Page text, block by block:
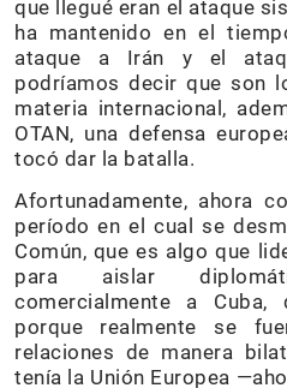
que llegué eran el ataque
ha mantenido en el
ataque a Irán y el
podríamos decir que son
materia internacional,
OTAN, una defensa
tocó dar la batalla.
Afortunadamente, ahora
período en el cual se
Común, que es algo que
para aislar
comercialmente a
porque realmente se
relaciones de manera
tenía la Unión Europea